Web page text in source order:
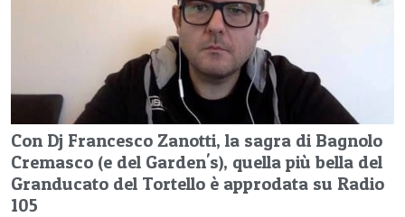
Con Dj Francesco Zanotti, la sagra di Bagnolo
Cremasco (e del Garden's), quella più bella del
Granducato del Tortello è approdata su Radio
105